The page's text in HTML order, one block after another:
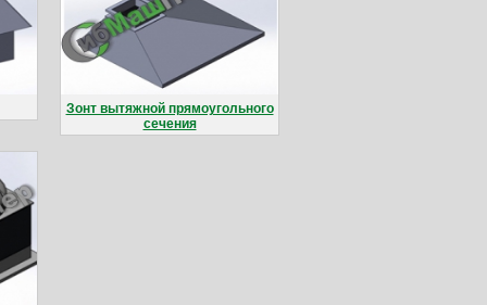
Зонт вытяжной прямоугольного
сечения